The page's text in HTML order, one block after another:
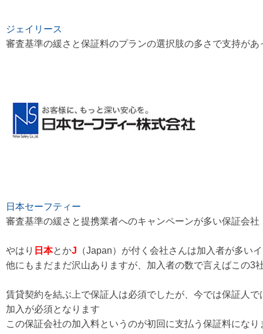
ジェイリース
審査基準の緩さと保証料のプランの選択肢の多さで支持があ
日本セーフティー
審査基準の緩さと提携業者へのキャンペーンが多い保証会社
やはり 日本とかJ （Japan）が付く会社さんは加入者が多い
他にもまだまだ沢山ありますが、加入者の数で言えばこの3
賃貸契約を結ぶ上で保証人は必須でしたが、今では保証人
加入が必須となります
この保証会社の加入料というのが初回に支払う保証料になり